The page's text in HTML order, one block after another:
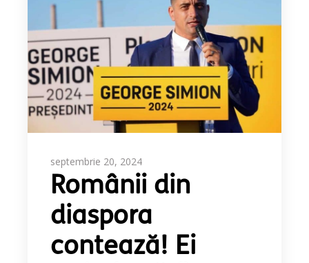
septembrie 20, 2024
Românii din
diaspora
contează! Ei